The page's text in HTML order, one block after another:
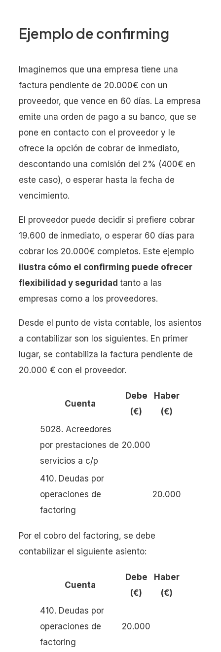
Ejemplo de confirming
Imaginemos que una empresa tiene una
factura pendiente de 20.000€ con un
proveedor, que vence en 60 días. La empresa
emite una orden de pago a su banco, que se
pone en contacto con el proveedor y le
ofrece la opción de cobrar de inmediato,
descontando una comisión del 2% (400€ en
este caso), o esperar hasta la fecha de
vencimiento.
El proveedor puede decidir si prefiere cobrar
19.600 de inmediato, o esperar 60 días para
cobrar los 20.000€ completos. Este ejemplo
ilustra cómo el confirming puede ofrecer
flexibilidad y seguridad tanto a las
empresas como a los proveedores.
Desde el punto de vista contable, los asientos
a contabilizar son los siguientes. En primer
lugar, se contabiliza la factura pendiente de
20.000 € con el proveedor.
Cuenta
Debe
(€)
Haber
(€)
5028. Acreedores
por prestaciones de
servicios a c/p
20.000
410. Deudas por
operaciones de
factoring
20.000
Por el cobro del factoring, se debe
contabilizar el siguiente asiento:
Cuenta
Debe
(€)
Haber
(€)
410. Deudas por
operaciones de
factoring
20.000